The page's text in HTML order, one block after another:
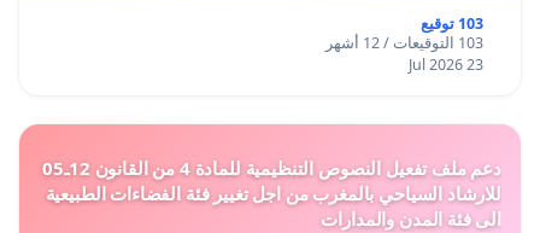
103 توقيع
103 التوقيعات / 12 أشهر
23 Jul 2026
دعم ملف تفعيل النصوص التنظيمية للمادة 4 من القانون 12ـ05
للارشاد السياحي بالمغرب من اجل تغيير فئة الفضاءات الطبيعية
الى فئة المدن والمدارات